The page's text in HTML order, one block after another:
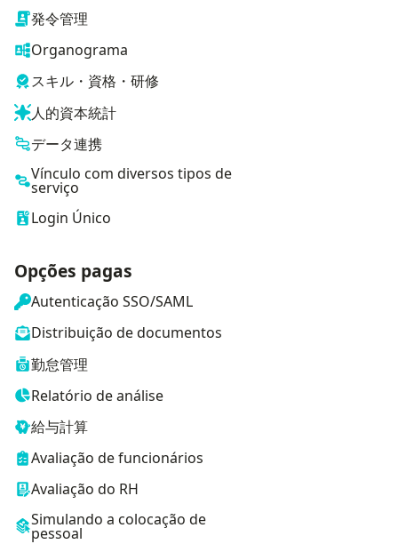
発令管理
Organograma
スキル・資格・研修
人的資本統計
データ連携
Vínculo com diversos tipos de
serviço
Login Único
Opções pagas
Autenticação SSO/SAML
Distribuição de documentos
勤怠管理
Relatório de análise
給与計算
Avaliação de funcionários
Avaliação do RH
Simulando a colocação de
pessoal